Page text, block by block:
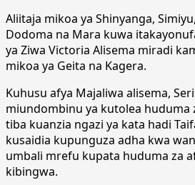
Aliitaja mikoa ya Shinyanga,
Dodoma na Mara kuwa
ya Ziwa Victoria Alisema miradi
mikoa ya Geita na Kagera.
Kuhusu afya Majaliwa alisema,
miundombinu ya kutolea huduma
tiba kuanzia ngazi ya kata hadi
kusaidia kupunguza adha kwa
umbali mrefu kupata huduma za
kibingwa.